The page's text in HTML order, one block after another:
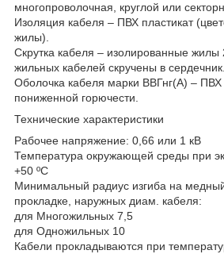
многопроволочная, круглой или
Изоляция кабеля – ПВХ пластикат
жилы).
Скрутка кабеля – изолированные жилы
жильных кабелей скручены в сердечник.
Оболочка кабеля марки ВВГнг(А) – ПВХ
пониженной горючести.
Технические характеристики
Рабочее напряжение: 0,66 или 1 кВ
Температура окружающей среды при
+50 ºС
Минимальный радиус изгиба на
прокладке, наружных диам. кабеля:
для Многожильных 7,5
для Одножильных 10
Кабели прокладываются при